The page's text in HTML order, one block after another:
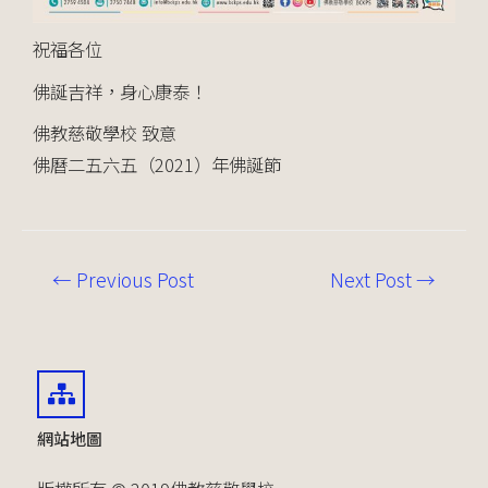
祝福各位
佛誕吉祥，身心康泰！
佛教慈敬學校 致意
佛曆二五六五（2021）年佛誕節
← Previous Post Next Post→
網站地圖